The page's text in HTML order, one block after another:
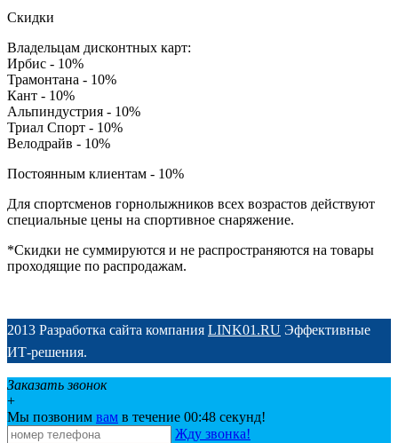
Скидки
Владельцам дисконтных карт:
Ирбис - 10%
Трамонтана - 10%
Кант - 10%
Альпиндустрия - 10%
Триал Спорт - 10%
Велодрайв - 10%
Постоянным клиентам - 10%
Для спортсменов горнолыжников всех возрастов действуют
специальные цены на спортивное снаряжение.
*Скидки не суммируются и не распространяются на товары
проходящие по распродажам.
2013 Разработка сайта компания LINK01.RU Эффективные
ИТ-решения.
Заказать звонок
+
Мы позвоним вам в течение 00:48 секунд!
Жду звонка!